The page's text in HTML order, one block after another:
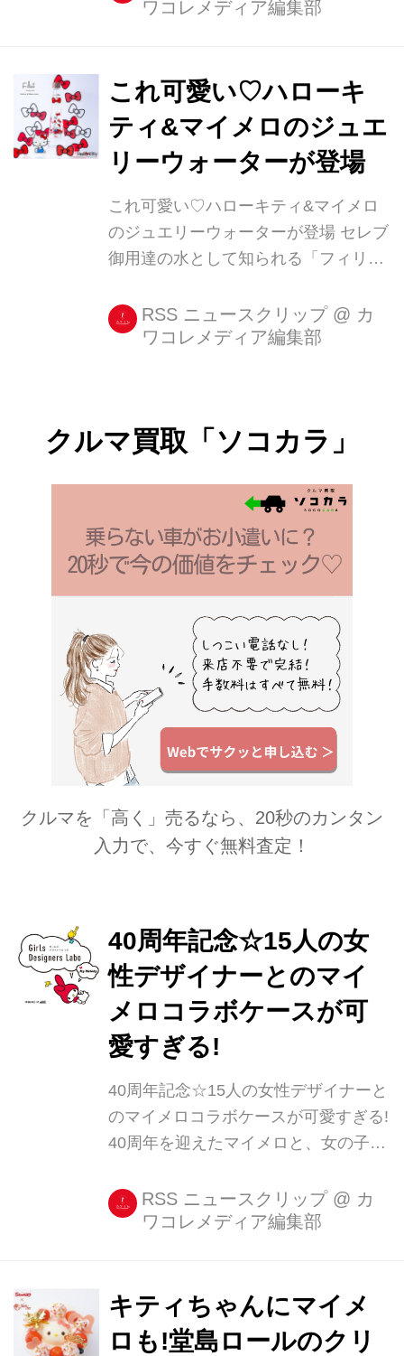
リオの人気キャラクターとコラボ! 同
「MY MELODY」のコラボレーション
Tシャツが2月11日(土)、発売されま
す。 ・ハートやチョコがあちこちに
チョコレートやハートモチーフがあし
ホワイトデーにぴったりな仕上がり。
キティちゃんとベイビーマイロが一緒
にチョコバナナを食べていたり、マイ
ワコレメディア編集部
これ可愛い♡ハローキ
ティ&マイメロのジュエ
リーウォーターが登場
これ可愛い♡ハローキティ&マイメロ
のジュエリーウォーターが登場 セレブ
御用達の水として知られる「フィリコ
のキャラクターとコラボした限定ボト
ルが登場しました! ・スワロフスキー
マイメロディ。 透明感のあるクリアボ
ンポーネントキャップや、ロゴに飾ら
グジュアリーな雰囲気を演出。 可愛さ
だけでは物足りない大人の女性の心を
くすぐります♪ 720mlのボトルにはミ
ネラル豊富な「神戸ウォーター布...
RSS ニュースクリップ @ カ
ワコレメディア編集部
クルマ買取「ソコカラ」
クルマを「高く」売るなら、20秒のカンタン
入力で、今すぐ無料査定！
40周年記念☆15人の女
性デザイナーとのマイ
メロコラボケースが可
愛すぎる!
40周年記念☆15人の女性デザイナーと
のマイメロコラボケースが可愛すぎる!
40周年を迎えたマイメロと、女の子の
ト「Girls Designers Labo」がコラボレ
ーション。 15人のクリエイターそれぞ
RSS ニュースクリップ @ カ
ワコレメディア編集部
キティちゃんにマイメ
ロも!堂島ロールのクリ